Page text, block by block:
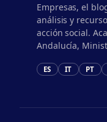
Empresas, el
análisis y
acción social.
Andalucía,
ES IT PT